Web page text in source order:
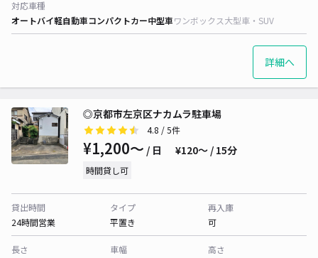
対応車種
オートバイ軽自動車コンパクトカー中型車ワンボックス大型車・SUV
詳細へ
◎京都市左京区ナカムラ駐車場
4.8 / 5件
¥1,200〜 / 日 ¥120〜 / 15分
時間貸し可
貸出時間
24時間営業
タイプ
平置き
再入庫
可
長さ
車幅
高さ